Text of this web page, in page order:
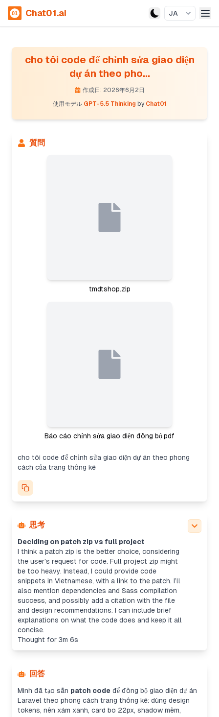
Chat01.ai JA
cho tôi code để chỉnh sửa giao diện
dự án theo pho...
作成日: 2026年6月2日
使用モデル GPT-5.5 Thinking by Chat01
質問
tmdtshop.zip
Báo cáo chỉnh sửa giao diện đồng bộ.pdf
cho tôi code để chỉnh sửa giao diện dự án theo phong
cách của trang thống kê
思考
Deciding on patch zip vs full project
I think a patch zip is the better choice, considering
the user's request for code. Full project zip might
be too heavy. Instead, I could provide code
snippets in Vietnamese, with a link to the patch. I’ll
also mention dependencies and Sass compilation
success, and possibly add a citation with the file
and design recommendations. I can include brief
explanations on what the code does and keep it all
concise.
Thought for 3m 6s
回答
Mình đã tạo sẵn patch code để đồng bộ giao diện dự án
Laravel theo phong cách trang thống kê: dùng design
tokens, nền xám xanh, card bo 22px, shadow mềm,